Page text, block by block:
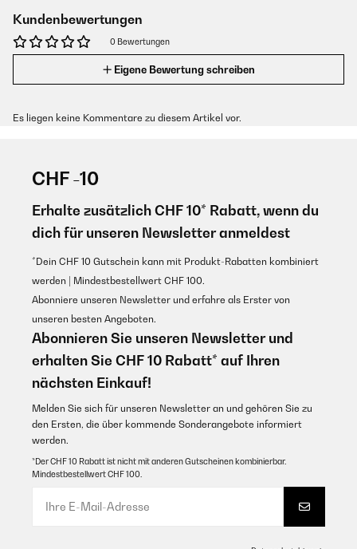
Kundenbewertungen
0 Bewertungen
Eigene Bewertung schreiben
Es liegen keine Kommentare zu diesem Artikel vor.
CHF -10
Erhalte zusätzlich CHF 10* Rabatt, wenn du
dich für unseren Newsletter anmeldest
*Dein CHF 10 Gutschein kann mit Produkt-Rabatten kombiniert
werden | Mindestbestellwert CHF 100.
Abonniere unseren Newsletter und erfahre als Erster von
unseren besten Angeboten.
Abonnieren Sie unseren Newsletter und
erhalten Sie CHF 10 Rabatt* auf Ihren
nächsten Einkauf!
Melden Sie sich für unseren Newsletter an und gehören Sie zu
den Ersten, die über kommende Sonderangebote informiert
werden.
*Der CHF 10 Rabatt ist nicht mit anderen Gutscheinen kombinierbar.
Mindestbestellwert CHF 100.